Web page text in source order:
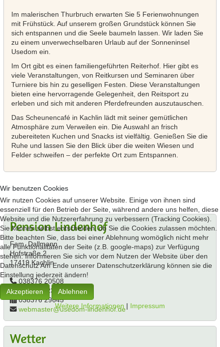
Im malerischen Thurbruch erwarten Sie 5 Ferienwohnungen
mit Frühstück. Auf unserem großen Grundstück können Sie
sich entspannen und die Seele baumeln lassen. Wir laden Sie
zu einem unverwechselbaren Urlaub auf der Sonneninsel
Usedom ein.
Im Ort gibt es einen familiengeführten Reiterhof. Hier gibt es
viele Veranstaltungen, von Reitkursen und Seminaren über
Turniere bis hin zu geselligen Festen. Diese Veranstaltungen
bieten eine hervorragende Gelegenheit, den Reitsport zu
erleben und sich mit anderen Pferdefreunden auszutauschen.
Das Scheunencafé in Kachlin lädt mit seiner gemütlichen
Atmosphäre zum Verweilen ein. Die Auswahl an frisch
zubereiteten Kuchen und Snacks ist vielfältig. Genießen Sie die
Ruhe und lassen Sie den Blick über die weiten Wiesen und
Felder schweifen – der perfekte Ort zum Entspannen.
Pension Lindenhof
Fam. Dallmann
Hofstraße 2
17419 Kachlin
038376 20508
0162 9682332
038376 29645
webmaster@usedom-lindenhof.de
Wetter
Wir benutzen Cookies
Wir nutzen Cookies auf unserer Website. Einige von ihnen sind
essenziell für den Betrieb der Seite, während andere uns helfen, diese
Website und die Nutzererfahrung zu verbessern (Tracking Cookies).
Sie können selbst entscheiden, ob Sie die Cookies zulassen möchten.
Bitte beachten Sie, dass bei einer Ablehnung womöglich nicht mehr
alle Funktionalitäten der Seite (z.B. google-maps) zur Verfügung
stehen. Informieren Sie sich vor dem Nutzen der Website über den
Datenschutz Am Ende unserer Datenschutzerklärung können sie die
Einstellung jederzeit ändern!
Akzeptieren
Ablehnen
Weitere Informationen | Impressum